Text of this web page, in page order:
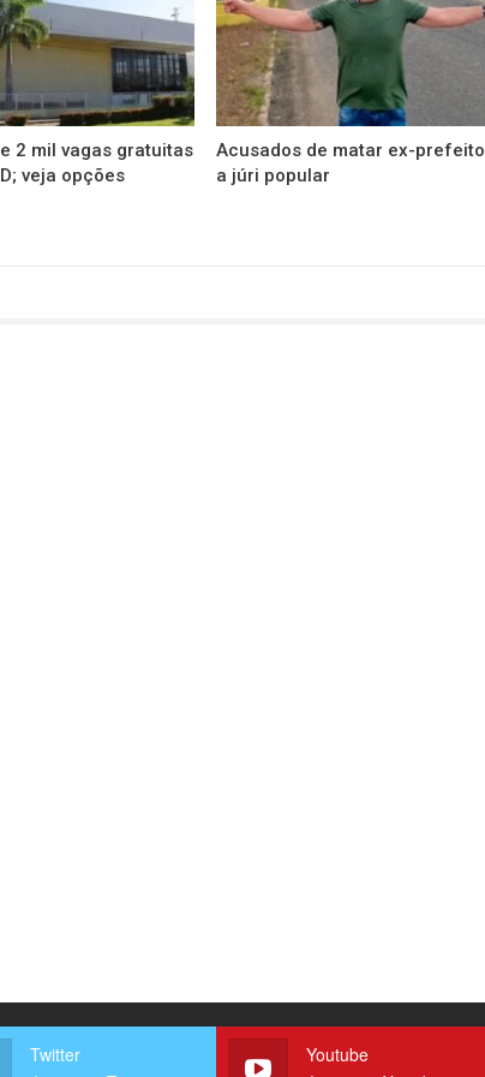
2 mil vagas gratuitas
veja opções
Acusados de matar ex-
a júri popular
Twitter Youtube